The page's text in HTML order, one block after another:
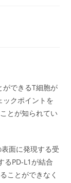
ができるT細胞が
ックポイントを
とが知られてい
面に発現する受
るPD-L1が結合
ことができなく